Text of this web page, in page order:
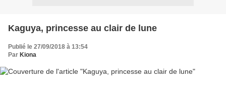
Kaguya, princesse au clair de lune
Publié le 27/09/2018 à 13:54
Par Kiona